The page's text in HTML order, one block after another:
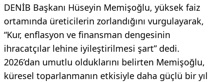
DENİB Başkanı Hüseyin Memişoğlu, yüksek faiz
ortamında üreticilerin zorlandığını vurgulayarak,
“Kur, enflasyon ve finansman dengesinin
ihracatçılar lehine iyileştirilmesi şart” dedi.
2026’dan umutlu olduklarını belirten Memişoğlu,
küresel toparlanmanın etkisiyle daha güçlü bir yıl